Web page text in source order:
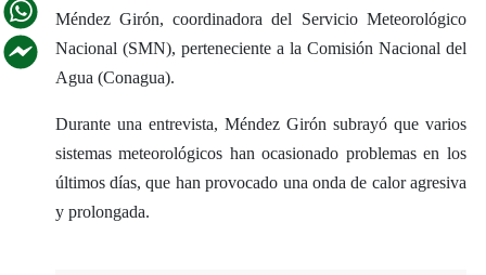
Méndez Girón, coordinadora del Servicio Meteorológico
Nacional (SMN), perteneciente a la Comisión Nacional del
Agua (Conagua).
Durante una entrevista, Méndez Girón subrayó que varios
sistemas meteorológicos han ocasionado problemas en los
últimos días, que han provocado una onda de calor agresiva
y prolongada.